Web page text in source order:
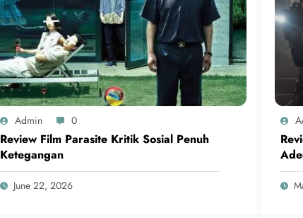
Admin 0
Review Film Parasite Kritik Sosial Penuh
Ketegangan
June 22, 2026